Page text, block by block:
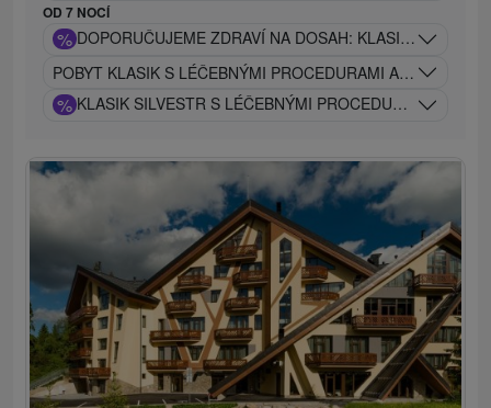
OD 7 NOCÍ
% DOPORUČUJEME ZDRAVÍ NA DOSAH: KLASIK GOLD
POBYT KLASIK S LÉČEBNÝMI PROCEDURAMI A VSTUPEM
% KLASIK SILVESTR S LÉČEBNÝMI PROCEDURAMI A